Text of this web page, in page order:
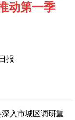
动第一季
报
入市城区调研重